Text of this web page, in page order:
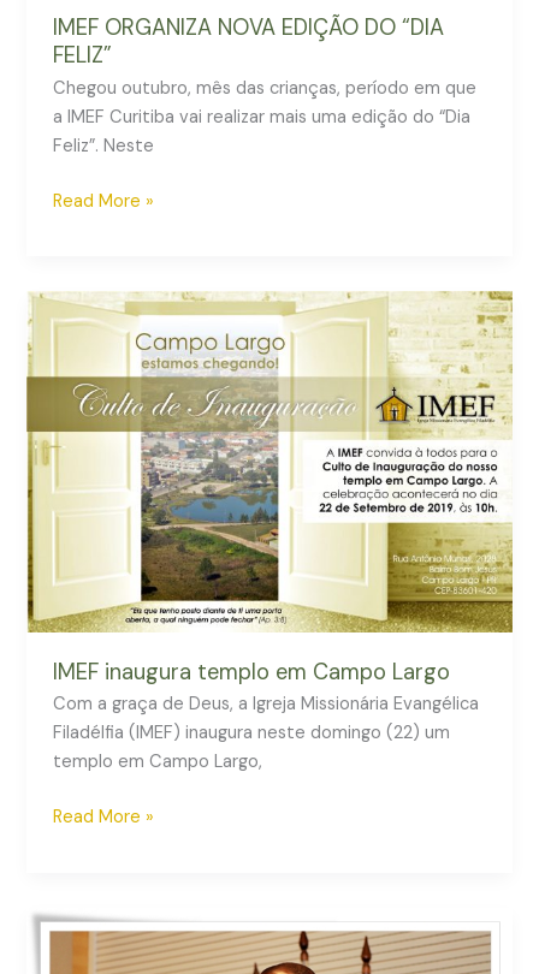
IMEF ORGANIZA NOVA EDIÇÃO DO “DIA
FELIZ”
Chegou outubro, mês das crianças, período em que
a IMEF Curitiba vai realizar mais uma edição do “Dia
Feliz”. Neste
Read More »
IMEF inaugura templo em Campo Largo
Com a graça de Deus, a Igreja Missionária Evangélica
Filadélfia (IMEF) inaugura neste domingo (22) um
templo em Campo Largo,
IMEF
inaugura
em
Campo
Largo
Read More »
CULTO